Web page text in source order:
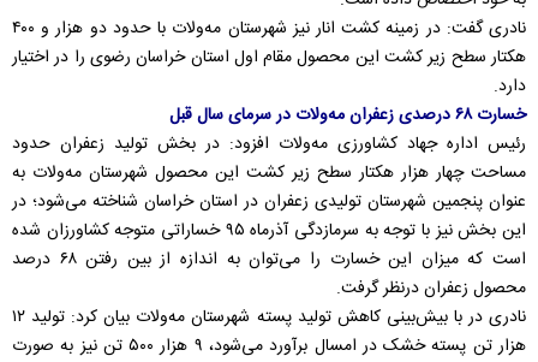
نادری گفت: در زمینه کشت انار نیز شهرستان مه‌ولات با حدود دو هزار و ۴۰۰
هکتار سطح زیر کشت این محصول مقام اول استان خراسان رضوی را در اختیار
دارد.
خسارت ۶۸ درصدی زعفران مه‌ولات در سرمای سال قبل
رئیس اداره جهاد کشاورزی مه‌ولات افزود: در بخش تولید زعفران حدود
مساحت چهار هزار هکتار سطح زیر کشت این محصول شهرستان مه‌ولات به
عنوان پنجمین شهرستان تولیدی زعفران در استان خراسان شناخته می‌شود؛ در
این بخش نیز با توجه به سرمازدگی آذرماه ۹۵ خساراتی متوجه کشاورزان شده
است که میزان این خسارت را می‌توان به اندازه از بین رفتن ۶۸ درصد
محصول زعفران درنظر گرفت.
نادری در با بیش‌بینی کاهش تولید پسته شهرستان مه‌ولات بیان کرد: تولید ۱۲
هزار تن پسته خشک در امسال برآورد می‌شود، ۹ هزار ۵۰۰ تن نیز به صورت